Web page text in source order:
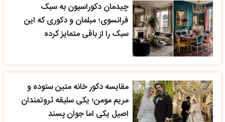
چیدمان دکوراسیون به سبک
فرانسوی؛ مبلمان و دکوری که این
سبک را از باقی متمایز کرده
مقایسه دکور خانه متین ستوده و
مریم مومن؛ یکی سلیقه ثروتمندان
اصیل یکی اما جوان پسند